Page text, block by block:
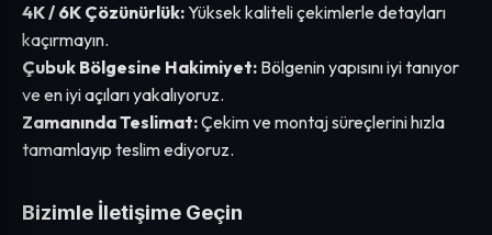
4K / 6K Çözünürlük:Yüksek kaliteli çekimlerle detayları
kaçırmayın.
Çubuk Bölgesine Hakimiyet: Bölgenin yapısını iyi tanıyor
ve en iyi açıları yakalıyoruz.
Zamanında Teslimat:Çekim ve montaj süreçlerini hızla
tamamlayıp teslim ediyoruz.
Bizimle İletişime Geçin